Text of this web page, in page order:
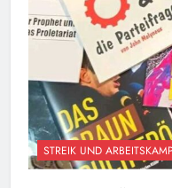
STREIK UND